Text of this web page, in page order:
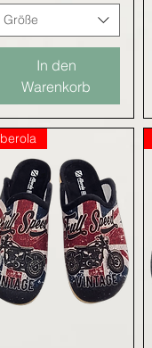
Größe
In den
Warenkorb